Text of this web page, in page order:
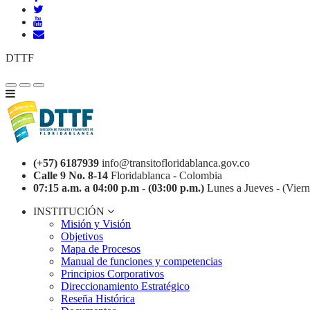
DTTF
(+57) 6187939 info@transitofloridablanca.gov.co
Calle 9 No. 8-14 Floridablanca - Colombia
07:15 a.m. a 04:00 p.m - (03:00 p.m.) Lunes a Jueves -
INSTITUCIÓN
Misión y Visión
Objetivos
Mapa de Procesos
Manual de funciones y competencias
Principios Corporativos
Direccionamiento Estratégico
Reseña Histórica